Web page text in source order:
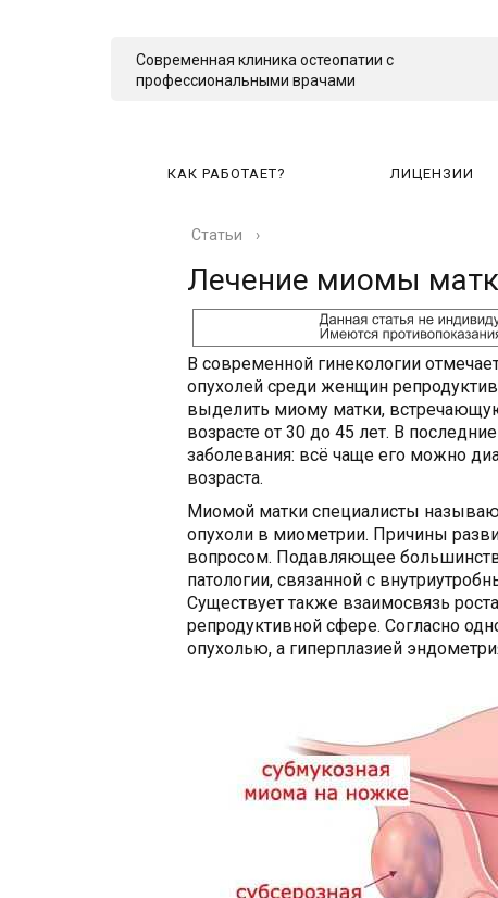
Современная клиника остеопатии с
профессиональными врачами
КАК РАБОТАЕТ? ЛИЦЕНЗИИ
Статьи ›
Лечение миомы
В современной гинекологии
опухолей среди женщин
выделить миому матки,
возрасте от 30 до 45 лет. В
заболевания: всё чаще его можно
возраста.
Миомой матки специалисты
опухоли в миометрии. Причины
вопросом. Подавляющее
патологии, связанной с
Существует также взаимосвязь
репродуктивной сфере. Согласно
опухолью, а гиперплазией